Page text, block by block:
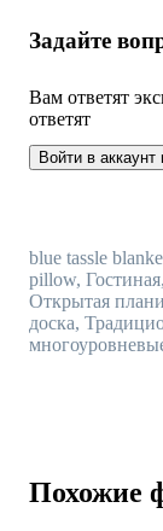
Задайте
Вам ответят
ответят
Войти в аккаунт
blue tassle
pillow,
Открытая
доска,
Похожие